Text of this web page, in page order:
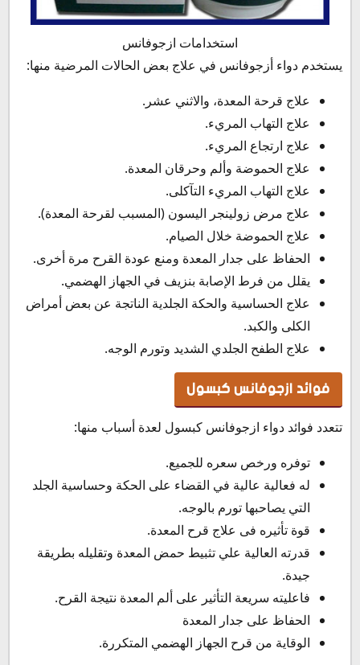
استخدامات ازجوفانس
يستخدم دواء أزجوفانس في علاج بعض الحالات المرضية منها:
علاج قرحة المعدة، والاثني عشر.
علاج التهاب المريء.
علاج ارتجاع المريء.
علاج الحموضة وألم وحرقان المعدة.
علاج التهاب المريء التآكلى.
علاج مرض زولينجر اليسون (المسبب لقرحة المعدة).
علاج الحموضة خلال الصيام.
الحفاظ على جدار المعدة ومنع عودة القرح مرة أخرى.
يقلل من فرط الإصابة بنزيف في الجهاز الهضمي.
علاج الحساسية والحكة الجلدية الناتجة عن بعض أمراض
الكلى والكبد.
علاج الطفح الجلدي الشديد وتورم الوجه.
فوائد ازجوفانس كبسول
تتعدد فوائد دواء ازجوفانس كبسول لعدة أسباب منها:
توفره ورخص سعره للجميع.
له فعالية عالية في القضاء على الحكة وحساسية الجلد
التي يصاحبها تورم بالوجه.
قوة تأثيره فى علاج قرح المعدة.
قدرته العالية علي تثبيط حمض المعدة وتقليله بطريقة
جيدة.
فاعليته سريعة التأثير على ألم المعدة نتيجة القرح.
الحفاظ على جدار المعدة
الوقاية من قرح الجهاز الهضمي المتكررة.